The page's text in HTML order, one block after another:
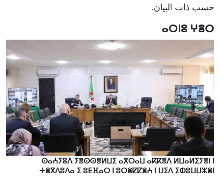
حسب ذات البيان.
ⴰⵔⵏⵓ ⵖⴻⵔ
ⵙⴰⵄⵢⵓⴷ ⵢⴻⵙⵙⴻⵍⵡⵉ ⴰⴳⵔⴰⵡ ⴰⴽⴽⴻⴷ ⵍⵡⴰⵍⵉⵢⴻⵏ ⵏ
ⵜⴻⴳⴷⵓⴷⴰ ⵉ ⵓⴹⴼⴰⵔ ⵏ ⵓⵔⴻⵇⵇⴻⵄ ⵏ ⵡⵉⴷ ⵉⵀⵓⵡⵡⵣⴻⵏ